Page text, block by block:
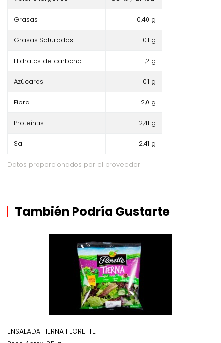
Datos proporcionados por el proveedor
Grasas 0,40 g
Grasas Saturadas 0,1 g
Hidratos de carbono 1,2 g
Azúcares 0,1 g
Fibra 2,0 g
Proteínas 2,41 g
Sal 2,41 g
También Podría Gustarte
ENSALADA TIERNA FLORETTE